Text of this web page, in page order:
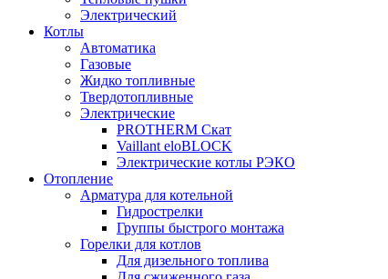
Электрический
Котлы
Автоматика
Газовые
Жидко топливные
Твердотопливные
Электрические
PROTHERM Скат
Vaillant eloBLOCK
Электрические котлы РЭКО
Отопление
Арматура для котельной
Гидрострелки
Группы быстрого монтажа
Горелки для котлов
Для дизельного топлива